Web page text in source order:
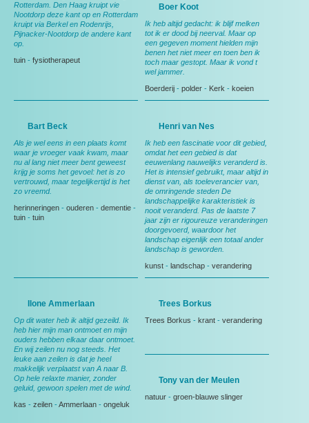
Rotterdam. Den Haag kruipt vie
Nootdorp deze kant op en Rotterdam
kruipt via Berkel en Rodenrijs,
Pijnacker-Nootdorp de andere kant
op.
tuin - fysiotherapeut
Boer Koot
Ik heb altijd gedacht: ik blijf melken
tot ik er dood bij neerval. Maar op
een gegeven moment hielden mijn
benen het niet meer en toen ben ik
toch maar gestopt. Maar ik vond t
wel jammer.
Boerderij - polder - Kerk - koeien
Bart Beck
Als je wel eens in een plaats komt
waar je vroeger vaak kwam, maar
nu al lang niet meer bent geweest
krijg je soms het gevoel: het is zo
vertrouwd, maar tegelijkertijd is het
zo vreemd.
herinneringen - ouderen - dementie -
tuin - tuin
Henri van Nes
Ik heb een fascinatie voor dit gebied,
omdat het een gebied is dat
eeuwenlang nauwelijks veranderd is.
Het is intensief gebruikt, maar altijd in
dienst van, als toeleverancier van,
de omringende steden De
landschappelijke karakteristiek is
nooit veranderd. Pas de laatste 7
jaar zijn er rigoureuze veranderingen
doorgevoerd, waardoor het
landschap eigenlijk een totaal ander
landschap is geworden.
kunst - landschap - verandering
Ilone Ammerlaan
Op dit water heb ik altijd gezeild. Ik
heb hier mijn man ontmoet en mijn
ouders hebben elkaar daar ontmoet.
En wij zeilen nu nog steeds. Het
leuke aan zeilen is dat je heel
makkelijk verplaatst van A naar B.
Op hele relaxte manier, zonder
geluid, gewoon spelen met de wind.
kas - zeilen - Ammerlaan - ongeluk
Trees Borkus
Trees Borkus - krant - verandering
Tony van der Meulen
natuur - groen-blauwe slinger